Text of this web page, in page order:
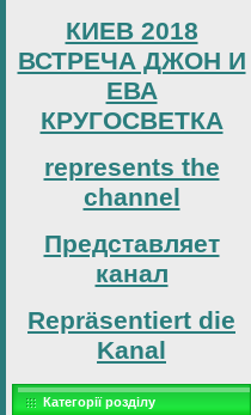
КИЕВ 2018
ВСТРЕЧА ДЖОН И
ЕВА
КРУГОСВЕТКА
represents the
channel
Представляет
канал
Repräsentiert die
Kanal
Категорії розділу